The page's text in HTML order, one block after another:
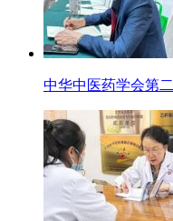
中华中医药学会第二